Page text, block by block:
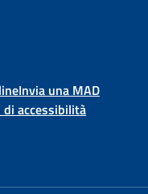
Invia una MAD
di accessibilità